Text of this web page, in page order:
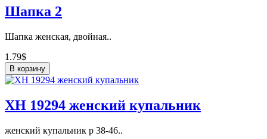
Шапка 2
Шапка женская, двойная..
1.79$
В корзину
ХН 19294 женский купальник
женский купальник р 38-46..